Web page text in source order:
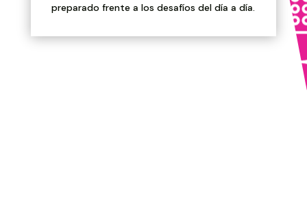
preparado frente a los desafíos del día a día.